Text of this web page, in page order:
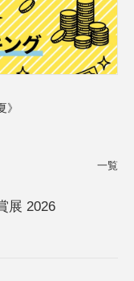
一覧
展 2026